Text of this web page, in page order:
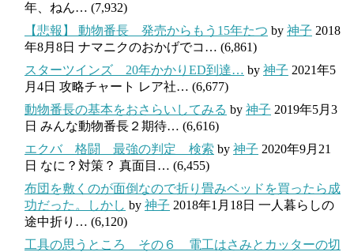
年、ねん… (7,932)
【悲報】 動物番長 発売からもう15年たつ by 神子 2018
年8月8日 ナマニクのおかげでコ… (6,861)
スターツインズ 20年かかりED到達… by 神子 2021年5
月4日 攻略チャート レア社… (6,677)
動物番長の基本をおさらいしてみる by 神子 2019年5月3
日 みんな動物番長２期待… (6,616)
エクバ 格闘 最強の判定 検索 by 神子 2020年9月21
日 なに？対策？ 真面目… (6,455)
布団を敷くのが面倒なので折り畳みベッドを買ったら成
功だった。しかし by 神子 2018年1月18日 一人暮らしの
途中折り… (6,120)
工具の思うところ その６ 電工はさみとカッターの切